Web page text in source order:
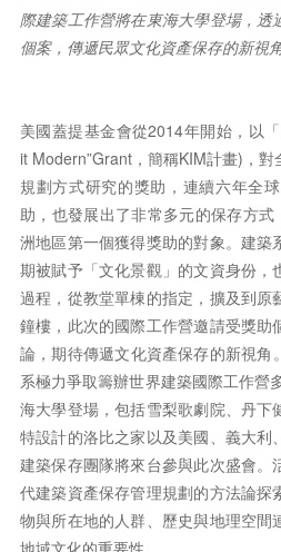
際建築工作營將在東海大學登場，透
個案，傳遞民眾文化資產保存的新視
美國蓋提基金會從2014年開始，以
it Modern”Grant，簡稱KIM計畫)，
規劃方式研究的獎助，連續六年全
助，也發展出了非常多元的保存方
洲地區第一個獲得獎助的對象。建築
期被賦予「文化景觀」的文資身份，
過程，從教堂單棟的指定，擴及到原
鐘樓，此次的國際工作營邀請受獎助
論，期待傳遞文化資產保存的新
系極力爭取籌辦世界建築國際工作營
海大學登場，包括雪梨歌劇院、丹下
特設計的洛比之家以及美國、義大利
建築保存團隊將來台參與此次盛會。
代建築資產保存管理規劃的方法論探
物與所在地的人群、歷史與地理空間